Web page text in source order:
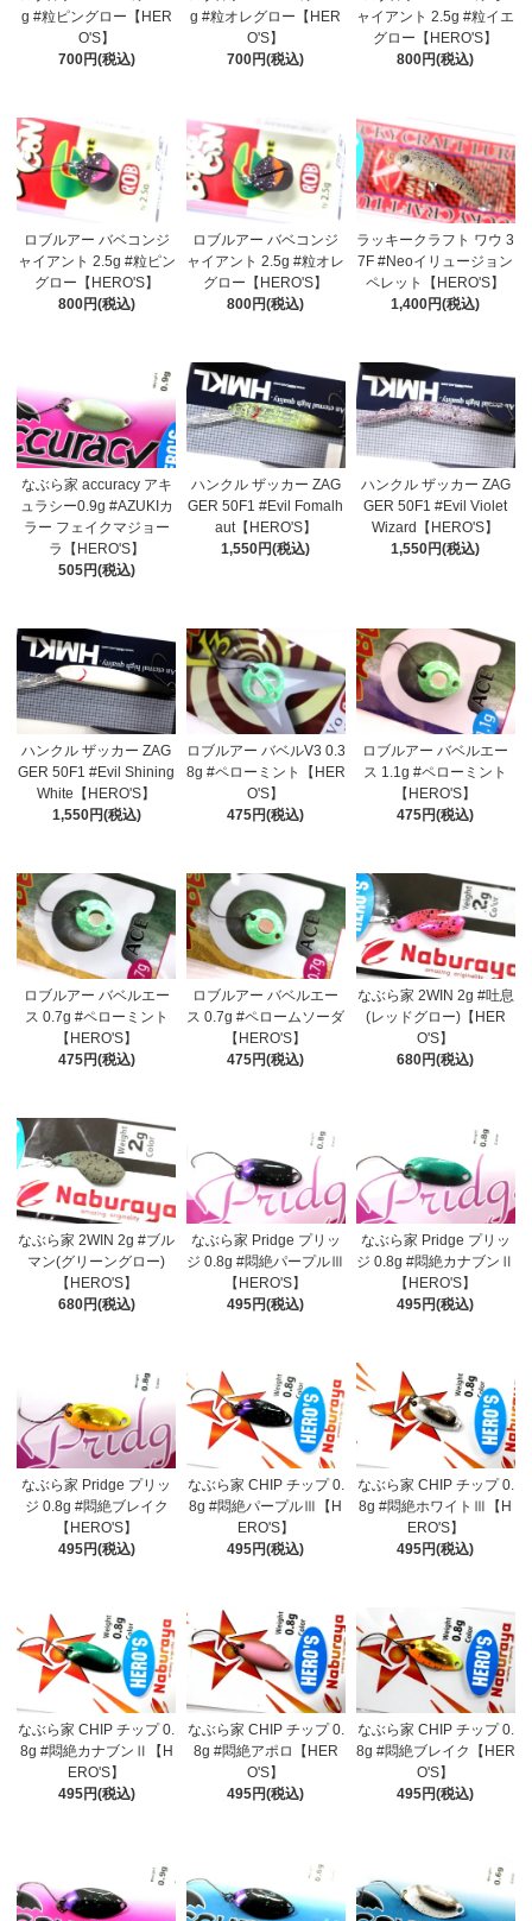
g #粒ピングロー【HER
O'S】
700円(税込)
g #粒オレグロー【HER
O'S】
700円(税込)
ャイアント 2.5g #粒イエ
グロー【HERO'S】
800円(税込)
ロブルアー バベコンジ
ャイアント 2.5g #粒ピン
グロー【HERO'S】
800円(税込)
ロブルアー バベコンジ
ャイアント 2.5g #粒オレ
グロー【HERO'S】
800円(税込)
ラッキークラフト ワウ 3
7F #Neoイリュージョン
ペレット【HERO'S】
1,400円(税込)
なぶら家 accuracy アキ
ュラシー0.9g #AZUKIカ
ラー フェイクマジョー
ラ【HERO'S】
505円(税込)
ハンクル ザッカー ZAG
GER 50F1 #Evil Fomalh
aut【HERO'S】
1,550円(税込)
ハンクル ザッカー ZAG
GER 50F1 #Evil Violet
Wizard【HERO'S】
1,550円(税込)
ハンクル ザッカー ZAG
GER 50F1 #Evil Shining
White【HERO'S】
1,550円(税込)
ロブルアー バベルV3 0.3
8g #ペローミント【HER
O'S】
475円(税込)
ロブルアー バベルエー
ス 1.1g #ペローミント
【HERO'S】
475円(税込)
ロブルアー バベルエー
ス 0.7g #ペローミント
【HERO'S】
475円(税込)
ロブルアー バベルエー
ス 0.7g #ペロームソーダ
【HERO'S】
475円(税込)
なぶら家 2WIN 2g #吐息
(レッドグロー)【HER
O'S】
680円(税込)
なぶら家 2WIN 2g #ブル
マン(グリーングロー)
【HERO'S】
680円(税込)
なぶら家 Pridge プリッ
ジ 0.8g #悶絶パープルⅢ
【HERO'S】
495円(税込)
なぶら家 Pridge プリッ
ジ 0.8g #悶絶カナブンⅡ
【HERO'S】
495円(税込)
なぶら家 Pridge プリッ
ジ 0.8g #悶絶ブレイク
【HERO'S】
495円(税込)
なぶら家 CHIP チップ 0.
8g #悶絶パープルⅢ【H
ERO'S】
495円(税込)
なぶら家 CHIP チップ 0.
8g #悶絶ホワイトⅢ【H
ERO'S】
495円(税込)
なぶら家 CHIP チップ 0.
8g #悶絶カナブンⅡ【H
ERO'S】
495円(税込)
なぶら家 CHIP チップ 0.
8g #悶絶アポロ【HER
O'S】
495円(税込)
なぶら家 CHIP チップ 0.
8g #悶絶ブレイク【HER
O'S】
495円(税込)